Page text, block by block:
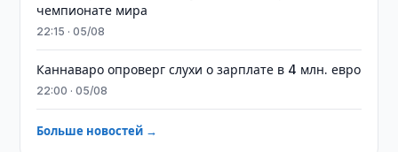
чемпионате мира
22:15 · 05/08
Каннаваро опроверг слухи о зарплате в 4 млн. евро
22:00 · 05/08
Больше новостей →